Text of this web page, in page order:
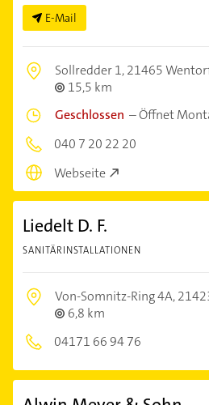
E-Mail
Sollredder 1,21465
15,5 km
Geschlossen –Öffnet
040 7 20 22 20
Webseite
Liedelt D. F.
SANITÄRINSTALLATIONEN
Von-Somnitz-Ring 4A,
6,8 km
04171 66 94 76